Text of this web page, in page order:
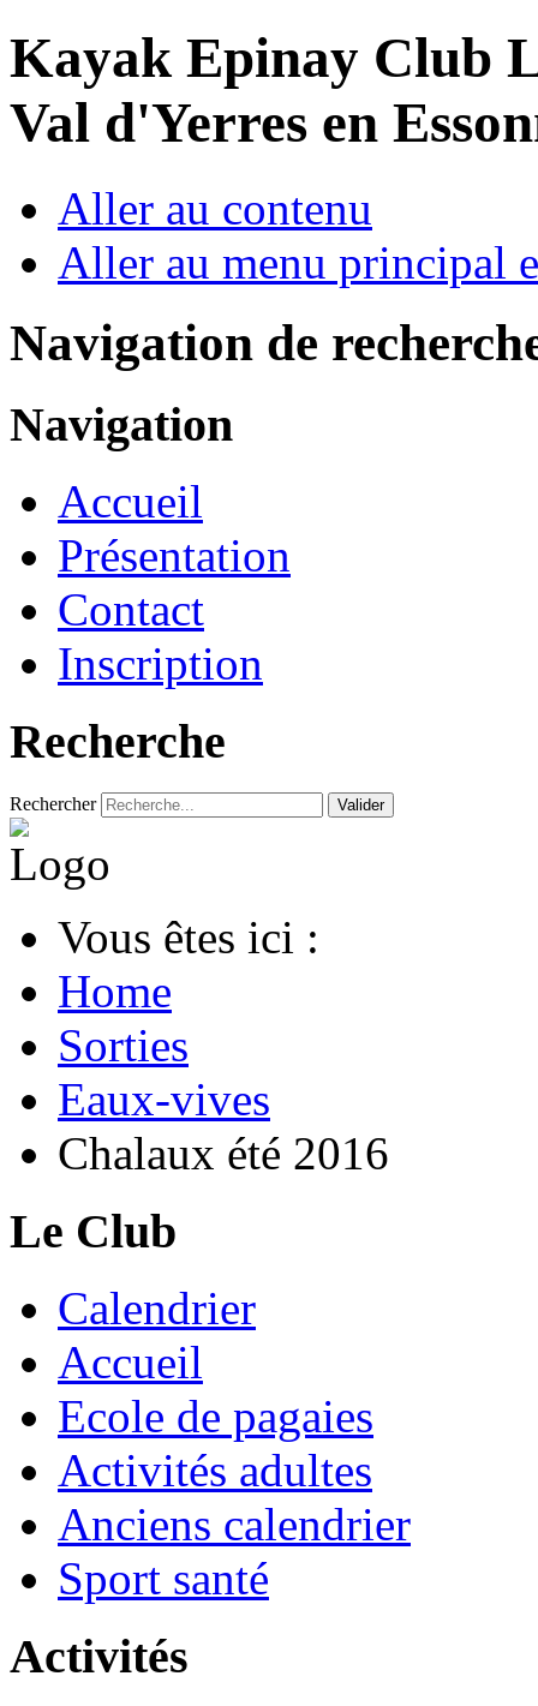
Kayak Epinay Club
Val d'Yerres en
Aller au contenu
Aller au menu principal
Navigation de
Navigation
Accueil
Présentation
Contact
Inscription
Recherche
Rechercher Valider
Vous êtes ici :
Home
Sorties
Eaux-vives
Chalaux été 2016
Le Club
Calendrier
Accueil
Ecole de pagaies
Activités adultes
Anciens calendrier
Sport santé
Activités